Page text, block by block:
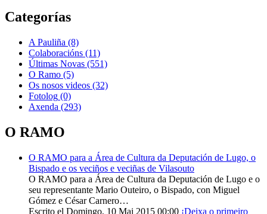
Categorías
A Pauliña (8)
Colaboracións (11)
Últimas Novas (551)
O Ramo (5)
Os nosos videos (32)
Fotolog (0)
Axenda (293)
O RAMO
O RAMO para a Área de Cultura da Deputación de Lugo, o
Bispado e os veciños e veciñas de Vilasouto
O RAMO para a Área de Cultura da Deputación de Lugo e o
seu representante Mario Outeiro, o Bispado, con Miguel
Gómez e César Carnero…
Escrito el Domingo, 10 Mai 2015 00:00 ¡Deixa o primeiro